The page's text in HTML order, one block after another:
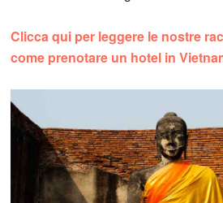
Clicca qui per leggere le nostre
come prenotare un hotel in